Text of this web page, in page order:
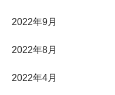
2022年9月
2022年8月
2022年4月